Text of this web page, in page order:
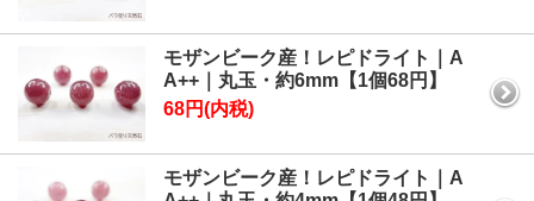
モザンビーク産！レピドライト｜A
A++｜丸玉・約6mm【1個68円】
68円(内税)
モザンビーク産！レピドライト｜A